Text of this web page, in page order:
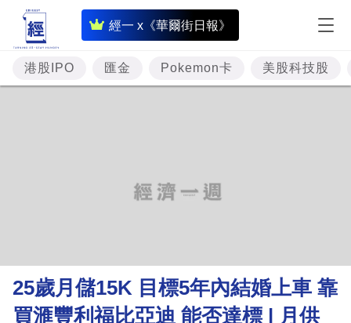
經一 x《華爾街日報》
即
時
財
經
理
財
港股IPO 匯金 Pokemon卡 美股科技股
25歲月儲15K 目標5年內結婚上車 靠
買滙豐利福比亞迪 能否達標 | 月供